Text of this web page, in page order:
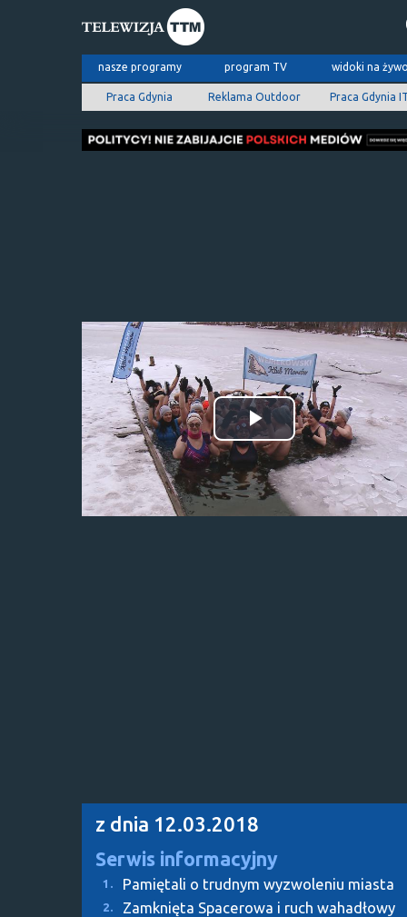
nasze programy program TV widoki na
Praca Gdynia Reklama Outdoor Praca Gdynia
Odtwórz
wideo
z dnia 12.03.2018
Serwis informacyjny
1. Pamiętali o trudnym wyzwoleniu miasta
2.
Zamknięta Spacerowa i ruch wahadłowy